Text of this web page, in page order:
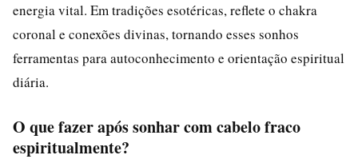
energia vital. Em tradições esotéricas, reflete o chakra
coronal e conexões divinas, tornando esses sonhos
ferramentas para autoconhecimento e orientação espiritual
diária.
O que fazer após sonhar com cabelo fraco
espiritualmente?